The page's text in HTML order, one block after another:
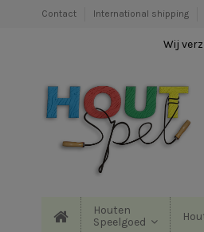
Contact International shipping
Wij
Houten
Speelgoed